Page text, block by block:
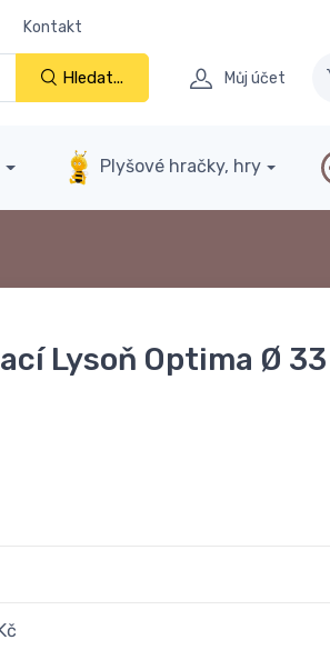
Kontakt
Hledat... Můj účet
Plyšové hračky, hry
Lysoň Optima Ø 33